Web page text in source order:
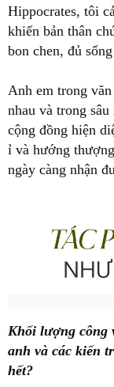
Hippocrates, tôi
khiến bản thân
bon chen, đủ
Anh em trong
nhau và trong
cộng đồng hiện
ỉ và hướng
ngày càng nhận
Khối lượng công
anh và các kiến
hết?